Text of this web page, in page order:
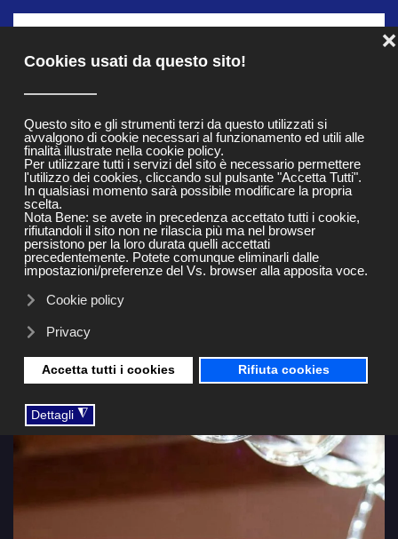
Cookies usati da questo sito!
Questo sito e gli strumenti terzi da questo utilizzati si
avvalgono di cookie necessari al funzionamento ed utili alle
finalità illustrate nella cookie policy.
Per utilizzare tutti i servizi del sito è necessario permettere
l'utilizzo dei cookies, cliccando sul pulsante "Accetta Tutti".
In qualsiasi momento sarà possibile modificare la propria
scelta.
Nota Bene: se avete in precedenza accettato tutti i cookie,
rifiutandoli il sito non ne rilascia più ma nel browser
persistono per la loro durata quelli accettati
precedentemente. Potete comunque eliminarli dalle
impostazioni/preferenze del Vs. browser alla apposita voce.
Dettagli ◮
Cookie policy
Privacy
Accetta tutti i cookies Rifiuta cookies
❌
Christmas Led Light